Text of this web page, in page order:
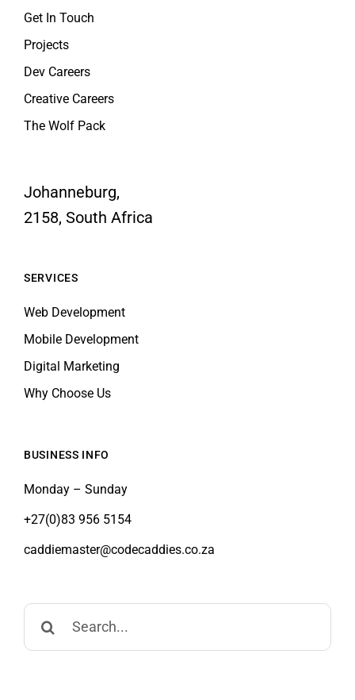
Get In Touch
Projects
Dev Careers
Creative Careers
The Wolf Pack
Johanneburg,
2158, South Africa
SERVICES
Web Development
Mobile Development
Digital Marketing
Why Choose Us
BUSINESS INFO
Monday – Sunday
+27(0)83 956 5154
caddiemaster@codecaddies.co.za
Search